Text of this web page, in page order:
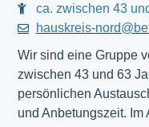
ca. zwischen 43
hauskreis-
Wir sind eine Gruppe
zwischen 43 und 63
persönlichen
und Anbetungszeit.